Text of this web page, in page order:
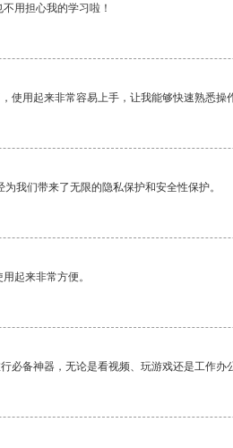
用担心我的学习啦！
使用起来非常容易上手，让我能够快速熟悉操
我们带来了无限的隐私保护和安全性保护。
起来非常方便。
必备神器，无论是看视频、玩游戏还是工作办